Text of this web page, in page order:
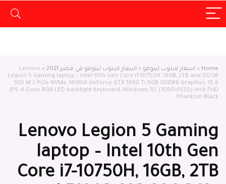
Home
» اسعار لابتوب لينوفو » اسعار لابتوب لينوفو في مصر 2021 »
Lenovo
Legion 5 Gaming laptop – Intel 10th Gen Core i7-10750H, 16GB, 2TB and 512GB
SSD M.2 PCIe NVMe, NVIDIA GeForce GTX 1660 Ti 6GB GDDR6 Graphics, 15.6
inch FHD ‫(1920×1080) IPS, 4-Zone RGB LED backlight Keyboard, Windows 10,
Phantom Black
Lenovo Legion 5 Gaming
laptop – Intel 10th Gen
Core i7-10750H, 16GB, 2TB